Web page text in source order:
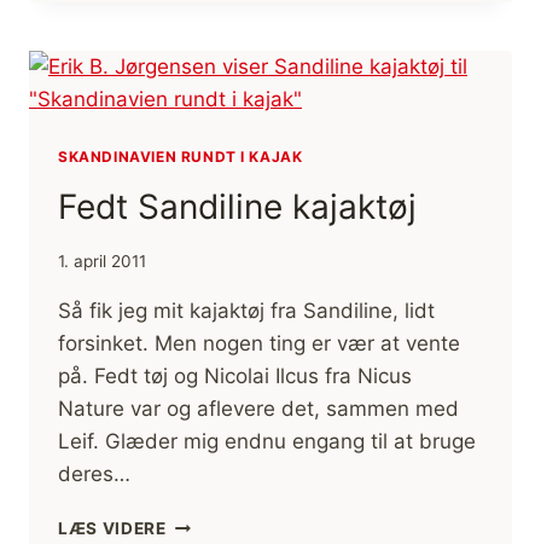
OG
TRØJE,
KAJAKTØJ
SKANDINAVIEN RUNDT I KAJAK
Fedt Sandiline kajaktøj
1. april 2011
Så fik jeg mit kajaktøj fra Sandiline, lidt
forsinket. Men nogen ting er vær at vente
på. Fedt tøj og Nicolai Ilcus fra Nicus
Nature var og aflevere det, sammen med
Leif. Glæder mig endnu engang til at bruge
deres…
LÆS VIDEREFEDT